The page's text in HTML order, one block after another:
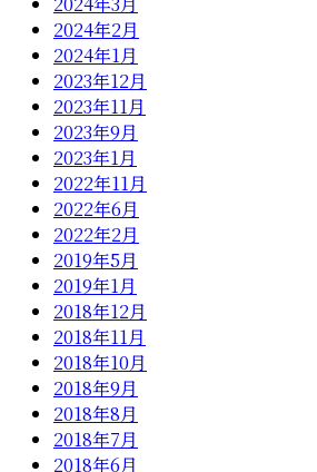
2024年2月
2024年1月
2023年12月
2023年11月
2023年9月
2023年1月
2022年11月
2022年6月
2022年2月
2019年5月
2019年1月
2018年12月
2018年11月
2018年10月
2018年9月
2018年8月
2018年7月
2018年6月